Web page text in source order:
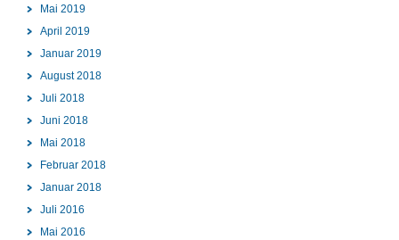
Mai 2019
April 2019
Januar 2019
August 2018
Juli 2018
Juni 2018
Mai 2018
Februar 2018
Januar 2018
Juli 2016
Mai 2016